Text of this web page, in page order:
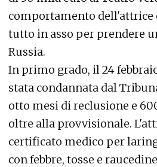
comportamento dell'attrice
tutto in asso per prendere
Russia.
In primo grado, il 24
stata condannata dal
otto mesi di reclusione e
oltre alla provvisionale.
certificato medico per
con febbre, tosse e